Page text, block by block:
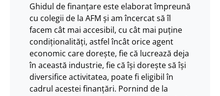
Ghidul de finanțare este elaborat împreună
cu colegii de la AFM și am încercat să îl
facem cât mai accesibil, cu cât mai puține
condiționalități, astfel încât orice agent
economic care dorește, fie că lucrează deja
în această industrie, fie că își dorește să își
diversifice activitatea, poate fi eligibil în
cadrul acestei finanțări. Pornind de la